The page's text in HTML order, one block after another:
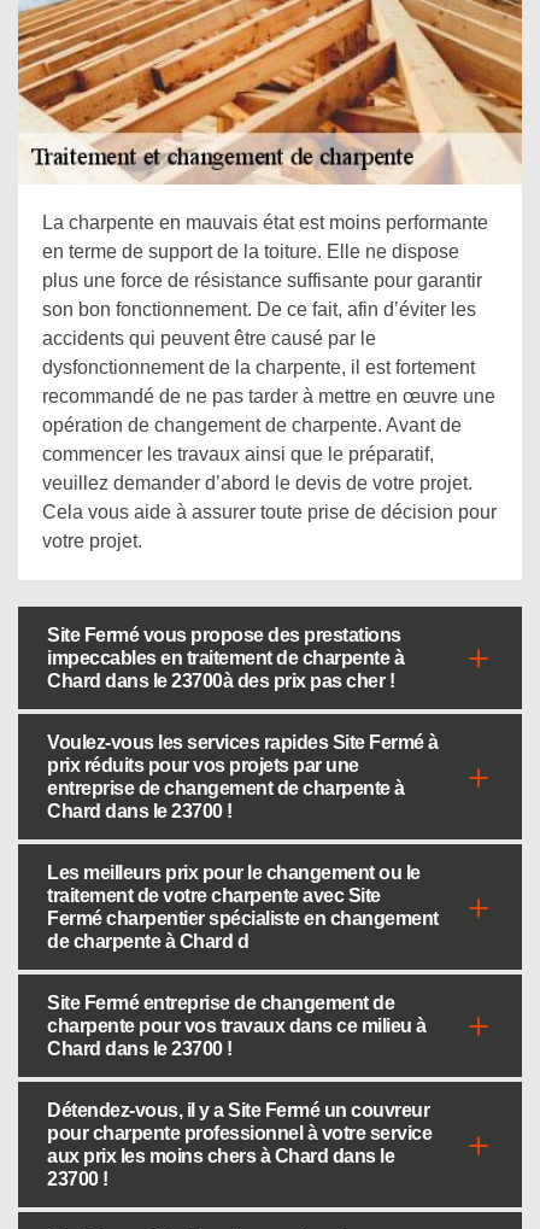
La charpente en mauvais état est moins performante
en terme de support de la toiture. Elle ne dispose
plus une force de résistance suffisante pour garantir
son bon fonctionnement. De ce fait, afin d’éviter les
accidents qui peuvent être causé par le
dysfonctionnement de la charpente, il est fortement
recommandé de ne pas tarder à mettre en œuvre une
opération de changement de charpente. Avant de
commencer les travaux ainsi que le préparatif,
veuillez demander d’abord le devis de votre projet.
Cela vous aide à assurer toute prise de décision pour
votre projet.
Site Fermé vous propose des prestations
impeccables en traitement de charpente à
Chard dans le 23700à des prix pas cher !
Voulez-vous les services rapides Site Fermé à
prix réduits pour vos projets par une
entreprise de changement de charpente à
Chard dans le 23700 !
Les meilleurs prix pour le changement ou le
traitement de votre charpente avec Site
Fermé charpentier spécialiste en changement
de charpente à Chard d
Site Fermé entreprise de changement de
charpente pour vos travaux dans ce milieu à
Chard dans le 23700 !
Détendez-vous, il y a Site Fermé un couvreur
pour charpente professionnel à votre service
aux prix les moins chers à Chard dans le
23700 !